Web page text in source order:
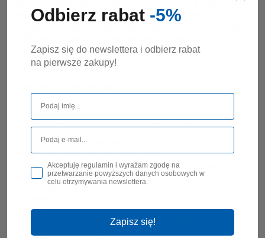
wynikającej z konfiguracji palników 3,5kW + 5,0 kW +
zasilanie 230V/50Hz
• palniki posiadają dwa pierścienie ognia (palniki 2-
koronowe), które równomiernie ogrzewając dno
naczynia zwiększają efektywność wykorzystania gazu,
• w zależności od potrzeb można wykorzystać palniki o
mocy 3,5 lub 5,0 lub 7,0 lub 8,0 kW
• zawory z zabezpieczeniem przeciw wypływowym
odcinają dopływ gazu,
• możliwość ustawienia kurkiem tzw. „oszczędnego
alnik zapalający tzw „pilot” lub "świeczka"
• wyjmowane płyty podpalnikowe ułatwiają utrzymanie
urządzenia w czystości,
Odbierz rabat -5%
Zapisz się do newslettera i odbierz rabat
na pierwsze zakupy!
Akceptuję regulamin i wyrażam zgodę na
przetwarzanie powyższych danych osobowych w
celu otrzymywania newslettera.
Zapisz się!